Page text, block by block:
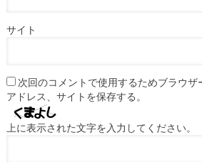
サイト
次回のコメントで使用するためブラウ
アドレス、サイトを保存する。
上に表示された文字を入力してください。